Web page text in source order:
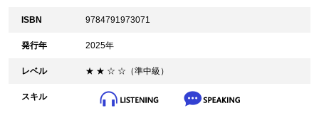
ISBN 9784791973071
発行年 2025年
レベル ★ ★ ☆ ☆（準中級）
スキル